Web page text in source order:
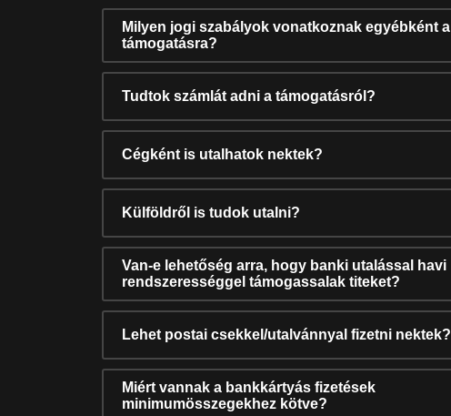
Milyen jogi szabályok vonatkoznak egyébként a
támogatásra?
Tudtok számlát adni a támogatásról?
Cégként is utalhatok nektek?
Külföldről is tudok utalni?
Van-e lehetőség arra, hogy banki utalással havi
rendszerességgel támogassalak titeket?
Lehet postai csekkel/utalvánnyal fizetni nektek?
Miért vannak a bankkártyás fizetések
minimumösszegekhez kötve?